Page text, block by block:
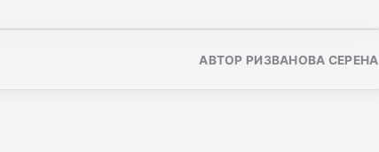
АВТОР РИЗВАНОВА СЕРЕНА